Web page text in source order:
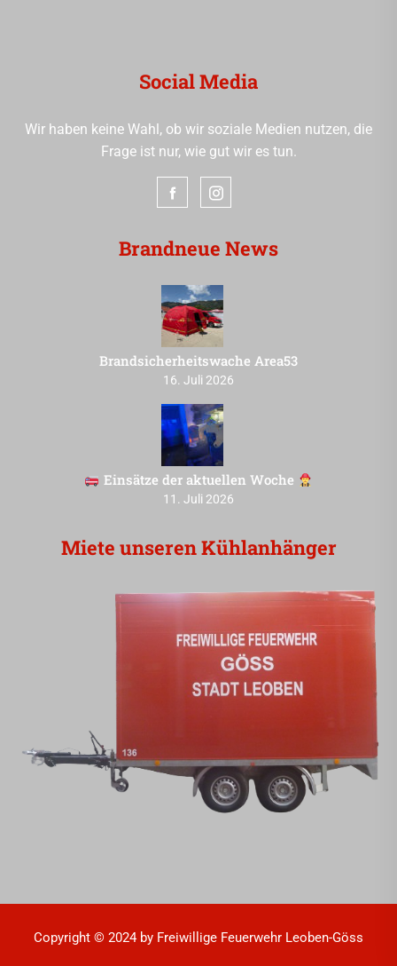
Social Media
Wir haben keine Wahl, ob wir soziale Medien nutzen, die
Frage ist nur, wie gut wir es tun.
Brandneue News
Brandsicherheitswache Area53
16. Juli 2026
Einsätze der aktuellen Woche
11. Juli 2026
Miete unseren Kühlanhänger
Copyright © 2024 by Freiwillige Feuerwehr Leoben-Göss